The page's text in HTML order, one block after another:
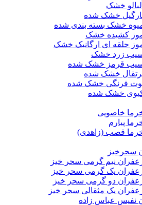
آلبالو خشک
خشک شده
خشک بسته بندی شده
کشیده خشک
حلقه ای ارگانیک خشک
زرد خشک
قرمز خشک شده
خشک شده
فرنگی خشک شده
خشک شده
خاصویی
پیارم
قصب (زاهدی)
سحرخیز
نیم گرمی سحر خیز
یک گرمی سحر خیز
دو گرمی سحر خیز
یک مثقالی سحر خیز
نفیس عباس زاده